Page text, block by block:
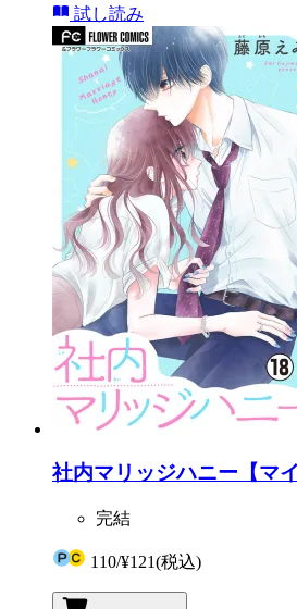
試し読み
社内マリッジハニー【マ
完結
110/¥121(税込)